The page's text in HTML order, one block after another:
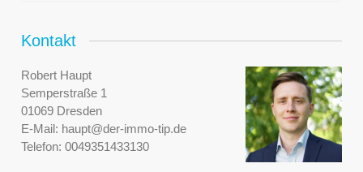
Kontakt
Robert Haupt
Semperstraße 1
01069 Dresden
E-Mail: haupt@der-immo-tip.de
Telefon: 0049351433130